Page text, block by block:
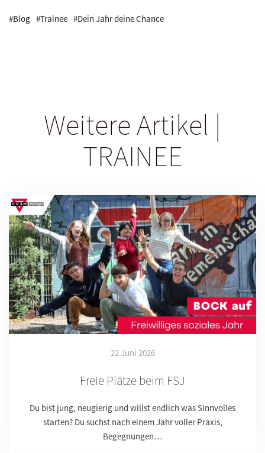
#Blog #Trainee #Dein Jahr deine Chance
Weitere Artikel |
TRAINEE
22 Juni 2026
Freie Plätze beim FSJ
Du bist jung, neugierig und willst endlich was Sinnvolles
starten? Du suchst nach einem Jahr voller Praxis,
Begegnungen…